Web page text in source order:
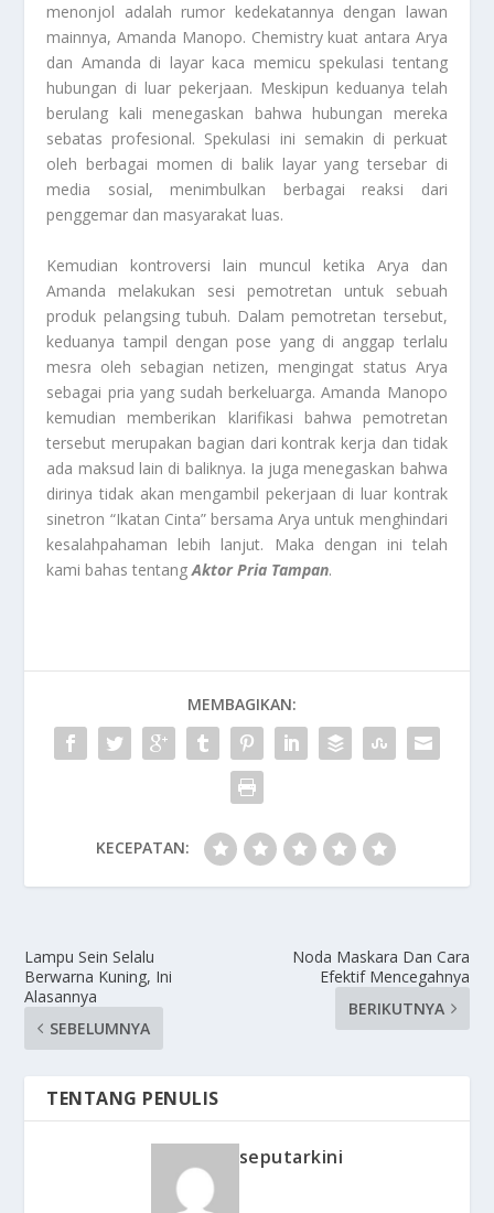
menonjol adalah rumor kedekatannya dengan lawan
mainnya, Amanda Manopo. Chemistry kuat antara Arya
dan Amanda di layar kaca memicu spekulasi tentang
hubungan di luar pekerjaan. Meskipun keduanya telah
berulang kali menegaskan bahwa hubungan mereka
sebatas profesional. Spekulasi ini semakin di perkuat
oleh berbagai momen di balik layar yang tersebar di
media sosial, menimbulkan berbagai reaksi dari
penggemar dan masyarakat luas.
Kemudian kontroversi lain muncul ketika Arya dan
Amanda melakukan sesi pemotretan untuk sebuah
produk pelangsing tubuh. Dalam pemotretan tersebut,
keduanya tampil dengan pose yang di anggap terlalu
mesra oleh sebagian netizen, mengingat status Arya
sebagai pria yang sudah berkeluarga. Amanda Manopo
kemudian memberikan klarifikasi bahwa pemotretan
tersebut merupakan bagian dari kontrak kerja dan tidak
ada maksud lain di baliknya. Ia juga menegaskan bahwa
dirinya tidak akan mengambil pekerjaan di luar kontrak
sinetron “Ikatan Cinta” bersama Arya untuk menghindari
kesalahpahaman lebih lanjut. Maka dengan ini telah
kami bahas tentangAktor Pria Tampan.
MEMBAGIKAN:
KECEPATAN:
Lampu Sein Selalu
Berwarna Kuning, Ini
Alasannya
SEBELUMNYA
Noda Maskara Dan Cara
Efektif Mencegahnya
BERIKUTNYA
TENTANG PENULIS
seputarkini